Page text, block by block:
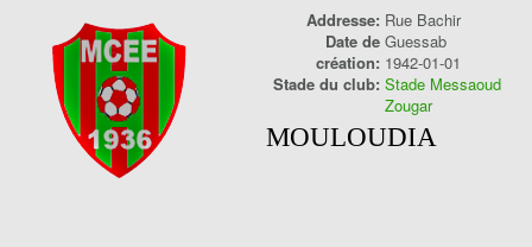
Addresse: Rue Bachir
Guessab
Date de
création: 1942-01-01
Stade du club: Stade Messaoud
Zougar
MOULOUDIA